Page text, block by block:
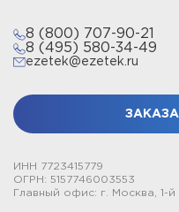
8 (800) 707-90-21
8 (495) 580-34-49
ezetek@ezetek.ru
ИНН 7723415779
ОГРН: 5157746003553
Главный офис: г. Москва, 1-й